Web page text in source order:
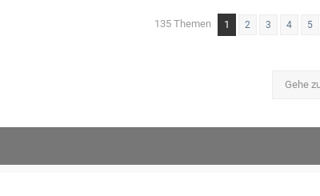
135 Themen 1 2 3 4 5
Gehe